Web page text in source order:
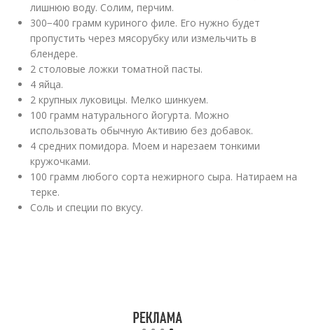
лишнюю воду. Солим, перчим.
300−400 грамм куриного филе. Его нужно будет
пропустить через мясорубку или измельчить в
блендере.
2 столовые ложки томатной пасты.
4 яйца.
2 крупных луковицы. Мелко шинкуем.
100 грамм натурального йогурта. Можно
использовать обычную Активию без добавок.
4 средних помидора. Моем и нарезаем тонкими
кружочками.
100 грамм любого сорта нежирного сыра. Натираем на
терке.
Соль и специи по вкусу.